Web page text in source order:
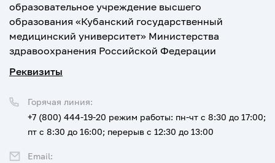
образовательное учреждение высшего
образования «Кубанский государственный
медицинский университет» Министерства
здравоохранения Российской Федерации
Реквизиты
Горячая линия:
+7 (800) 444-19-20 режим работы: пн-чт с 8:30 до 17:00;
пт с 8:30 до 16:00; перерыв с 12:30 до 13:00
Email: